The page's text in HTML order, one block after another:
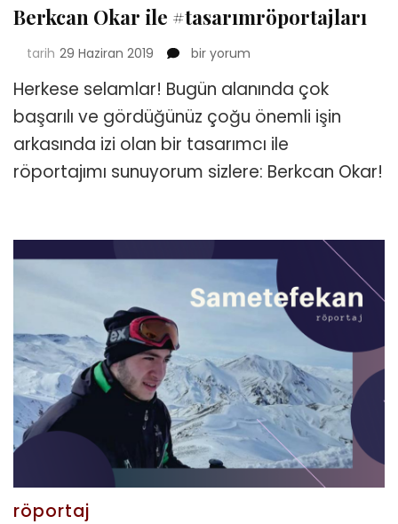
Berkcan Okar ile #tasarımröportajları
tarih 29 Haziran 2019
Berkcan
ile
#tasarımröportajları
için
bir yorum
Herkese selamlar! Bugün alanında çok
başarılı ve gördüğünüz çoğu önemli işin
arkasında izi olan bir tasarımcı ile
röportajımı sunuyorum sizlere: Berkcan Okar!
röportaj